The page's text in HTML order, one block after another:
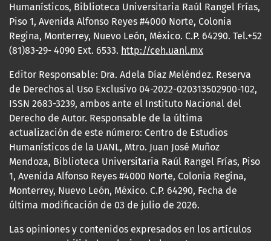
Humanísticos, Biblioteca Universitaria Raúl Rangel Frías,
Piso 1, Avenida Alfonso Reyes #4000 Norte, Colonia
Regina, Monterrey, Nuevo León, México. C.P. 64290. Tel.+52
(81)83-29- 4090 Ext. 6533. http://ceh.uanl.mx
Editor Responsable: Dra. Adela Díaz Meléndez. Reserva
de Derechos al Uso Exclusivo 04-2022-020313502900-102,
ISSN 2683-3239, ambos ante el Instituto Nacional del
Derecho de Autor. Responsable de la última
actualización de este número: Centro de Estudios
Humanísticos de la UANL, Mtro. Juan José Muñoz
Mendoza, Biblioteca Universitaria Raúl Rangel Frías, Piso
1, Avenida Alfonso Reyes #4000 Norte, Colonia Regina,
Monterrey, Nuevo León, México. C.P. 64290, Fecha de
última modificación de 03 de julio de 2026.
Las opiniones y contenidos expresados en los artículos